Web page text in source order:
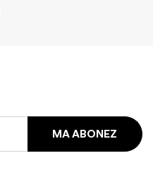
MA ABONEZ